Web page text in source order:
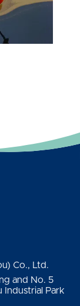
Co., Ltd.
and No. 5
Industrial Park